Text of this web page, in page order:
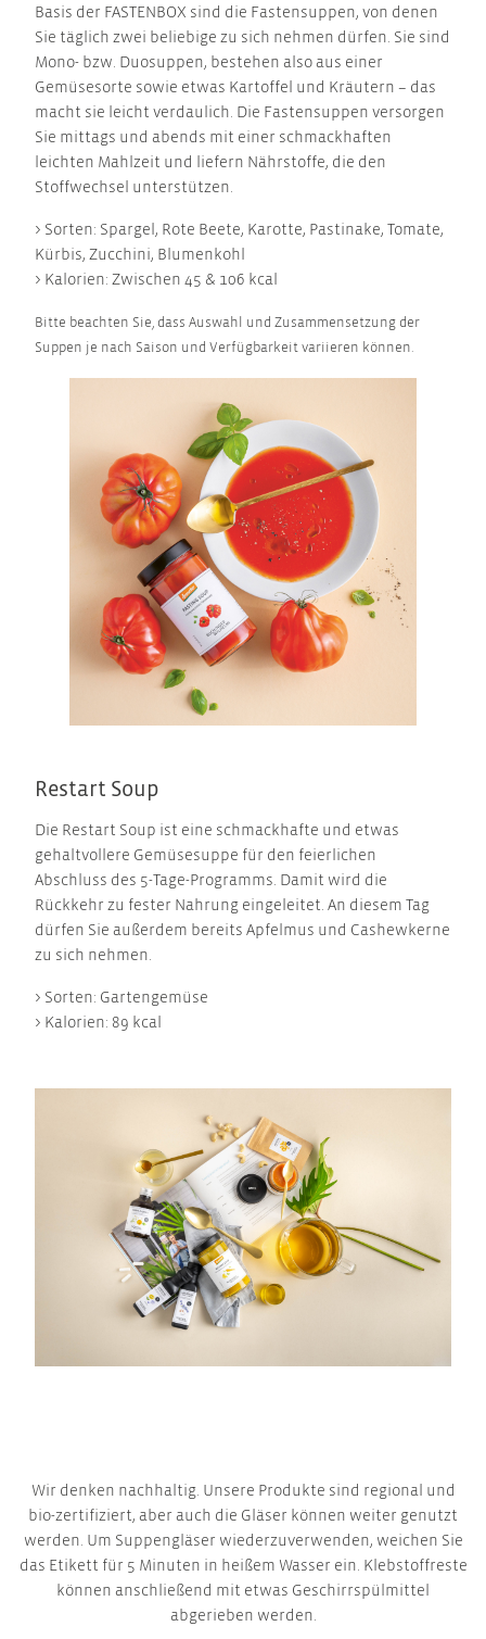
Basis der FASTENBOX sind die Fastensuppen, von denen
Sie täglich zwei beliebige zu sich nehmen dürfen. Sie sind
Mono- bzw. Duosuppen, bestehen also aus einer
Gemüsesorte sowie etwas Kartoffel und Kräutern – das
macht sie leicht verdaulich. Die Fastensuppen versorgen
Sie mittags und abends mit einer schmackhaften
leichten Mahlzeit und liefern Nährstoffe, die den
Stoffwechsel unterstützen.
> Sorten: Spargel, Rote Beete, Karotte, Pastinake, Tomate,
Kürbis, Zucchini, Blumenkohl
> Kalorien: Zwischen 45 & 106 kcal
Bitte beachten Sie, dass Auswahl und Zusammensetzung der
Suppen je nach Saison und Verfügbarkeit variieren können.
Restart Soup
Die Restart Soup ist eine schmackhafte und etwas
gehaltvollere Gemüsesuppe für den feierlichen
Abschluss des 5-Tage-Programms. Damit wird die
Rückkehr zu fester Nahrung eingeleitet. An diesem Tag
dürfen Sie außerdem bereits Apfelmus und Cashewkerne
zu sich nehmen.
> Sorten: Gartengemüse
> Kalorien: 89 kcal
Wir denken nachhaltig. Unsere Produkte sind regional und
bio-zertifiziert, aber auch die Gläser können weiter genutzt
werden. Um Suppengläser wiederzuverwenden, weichen Sie
das Etikett für 5 Minuten in heißem Wasser ein. Klebstoffreste
können anschließend mit etwas Geschirrspülmittel
abgerieben werden.